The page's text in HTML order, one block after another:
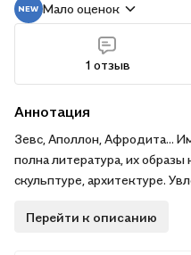
Мало оценок
1 отзыв
Аннотация
Зевс, Аполлон, Афродита...
полна литература, их
скульптуре, архитектуре.
образованный человек,
Перейти к описанию